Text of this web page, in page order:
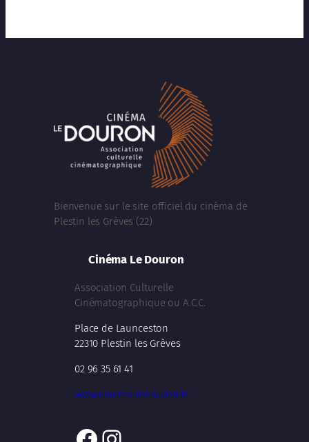
Bienvenue sur le site officiel du cinéma de
Plestin les Grèves (22)
Cinéma Le Douron
Association Culturelle
Cinématographique ou A.C.C.
Place de Launceston
22310 Plestin les Grèves
02 96 35 61 41
www.cinema-ledouron.fr